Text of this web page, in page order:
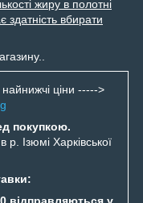
жиру в полотні
здатність вбирати
ціни ----->
покупкою.
Ізюмі Харківської
відправляються у